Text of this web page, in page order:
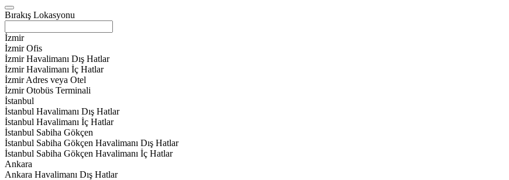
Bırakış Lokasyonu
İzmir
İzmir Ofis
İzmir Havalimanı Dış Hatlar
İzmir Havalimanı İç Hatlar
İzmir Adres veya Otel
İzmir Otobüs Terminali
İstanbul
İstanbul Havalimanı Dış Hatlar
İstanbul Havalimanı İç Hatlar
İstanbul Sabiha Gökçen
İstanbul Sabiha Gökçen Havalimanı Dış Hatlar
İstanbul Sabiha Gökçen Havalimanı İç Hatlar
Ankara
Ankara Havalimanı Dış Hatlar